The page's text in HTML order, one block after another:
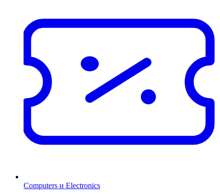
Computers и Electronics